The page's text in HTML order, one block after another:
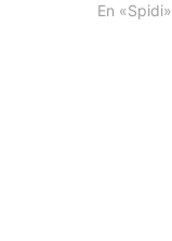
En «Spidi»